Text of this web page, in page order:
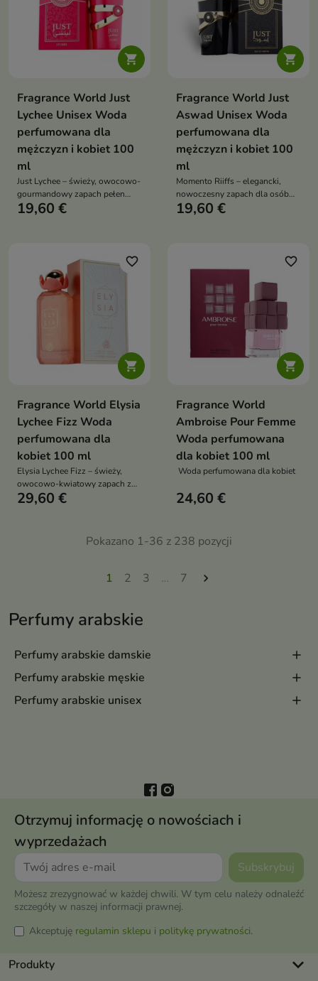
Perfumy arabskie
Perfumy arabskie damskie
Perfumy arabskie męskie
Perfumy arabskie unisex

Fragrance World Just
Lychee Unisex Woda
perfumowana dla
mężczyzn i kobiet 100
ml
Just Lychee – świeży, owocowo-
gourmandowy zapach pełen
soczystego liczi, karmelu i
19,60 €

Fragrance World Just
Aswad Unisex Woda
perfumowana dla
mężczyzn i kobiet 100
ml
Momento Riiffs – elegancki,
nowoczesny zapach dla osób
ceniących styl, oryginalność i
19,60 €

favorite_border
Fragrance World Elysia
Lychee Fizz Woda
perfumowana dla
kobiet 100 ml
Elysia Lychee Fizz – świeży,
owocowo-kwiatowy zapach z
nutą liczi, który łączy soczystą
29,60 €

favorite_border
Fragrance World
Ambroise Pour Femme
Woda perfumowana
dla kobiet 100 ml
Woda perfumowana dla kobiet
24,60 €
Pokazano 1-36 z 238 pozycji
1 2 3 … 7 
Otrzymuj informację o nowościach i
wyprzedażach
Możesz zrezygnować w każdej chwili. W tym celu należy odnaleźć
szczegóły w naszej informacji prawnej.
Akceptuję regulamin sklepu i politykę prywatności.
Produkty keyboard_arrow_down